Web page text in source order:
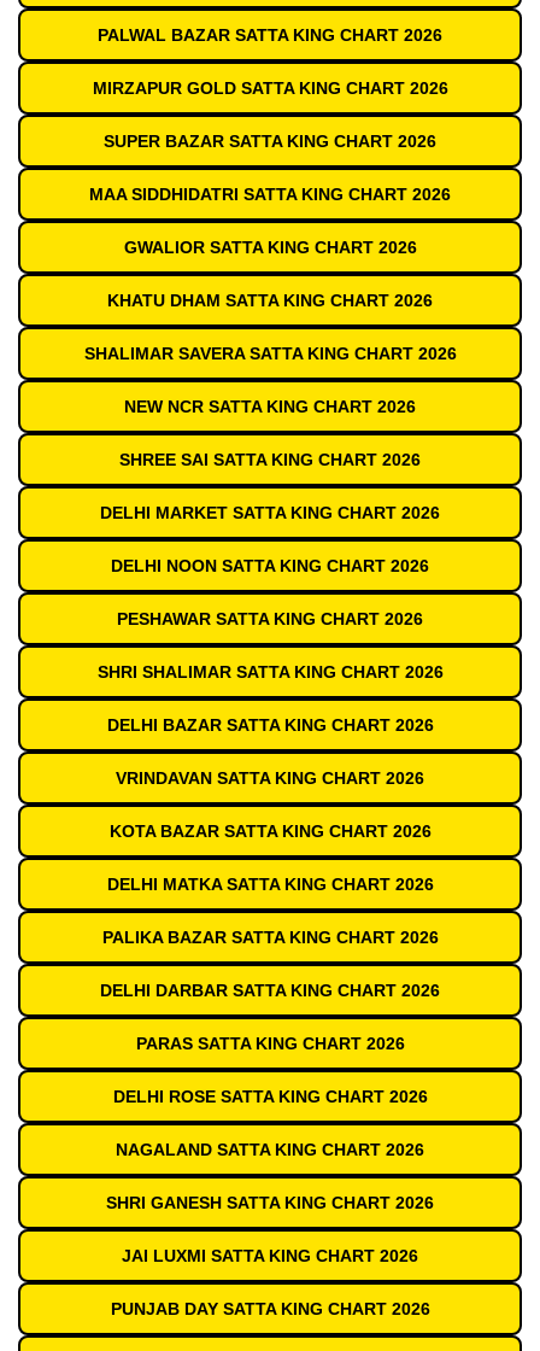
PALWAL BAZAR SATTA KING CHART 2026
MIRZAPUR GOLD SATTA KING CHART 2026
SUPER BAZAR SATTA KING CHART 2026
MAA SIDDHIDATRI SATTA KING CHART 2026
GWALIOR SATTA KING CHART 2026
KHATU DHAM SATTA KING CHART 2026
SHALIMAR SAVERA SATTA KING CHART 2026
NEW NCR SATTA KING CHART 2026
SHREE SAI SATTA KING CHART 2026
DELHI MARKET SATTA KING CHART 2026
DELHI NOON SATTA KING CHART 2026
PESHAWAR SATTA KING CHART 2026
SHRI SHALIMAR SATTA KING CHART 2026
DELHI BAZAR SATTA KING CHART 2026
VRINDAVAN SATTA KING CHART 2026
KOTA BAZAR SATTA KING CHART 2026
DELHI MATKA SATTA KING CHART 2026
PALIKA BAZAR SATTA KING CHART 2026
DELHI DARBAR SATTA KING CHART 2026
PARAS SATTA KING CHART 2026
DELHI ROSE SATTA KING CHART 2026
NAGALAND SATTA KING CHART 2026
SHRI GANESH SATTA KING CHART 2026
JAI LUXMI SATTA KING CHART 2026
PUNJAB DAY SATTA KING CHART 2026